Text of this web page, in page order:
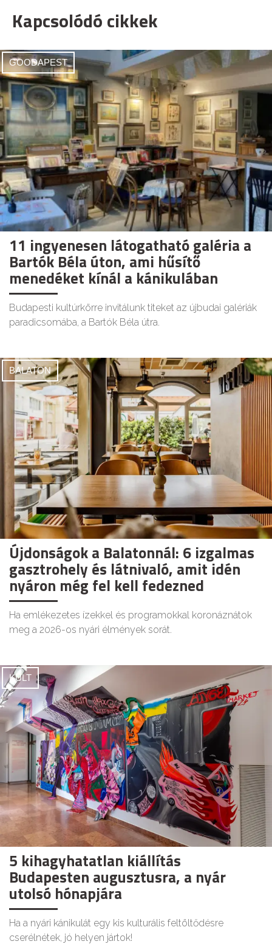
Kapcsolódó cikkek
GOODAPEST
11 ingyenesen látogatható galéria a
Bartók Béla úton, ami hűsítő
menedéket kínál a kánikulában
Budapesti kultúrkörre invitálunk titeket az újbudai galériák
paradicsomába, a Bartók Béla útra.
BALATON
Újdonságok a Balatonnál: 6 izgalmas
gasztrohely és látnivaló, amit idén
nyáron még fel kell fedezned
Ha emlékezetes ízekkel és programokkal koronáznátok
meg a 2026-os nyári élmények sorát.
KULT
5 kihagyhatatlan kiállítás
Budapesten augusztusra, a nyár
utolsó hónapjára
Ha a nyári kánikulát egy kis kulturális feltöltődésre
cserélnétek, jó helyen jártok!